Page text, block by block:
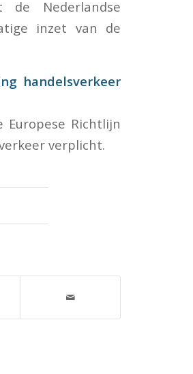
de Nederlandse
inzet van de
handelsverkeer
Richtlijn
verplicht.